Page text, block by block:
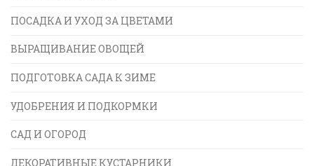
ПОСАДКА И УХОД ЗА ЦВЕТАМИ
ВЫРАЩИВАНИЕ ОВОЩЕЙ
ПОДГОТОВКА САДА К ЗИМЕ
УДОБРЕНИЯ И ПОДКОРМКИ
САД И ОГОРОД
ДЕКОРАТИВНЫЕ КУСТАРНИКИ